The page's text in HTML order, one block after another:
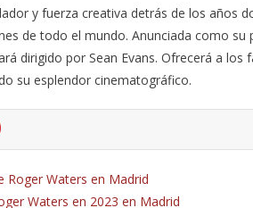
y fuerza creativa detrás de los años
de todo el mundo. Anunciada como
dirigido por Sean Evans. Ofrecerá a
su esplendor cinematográfico.
Roger Waters en Madrid
Waters en 2023 en Madrid